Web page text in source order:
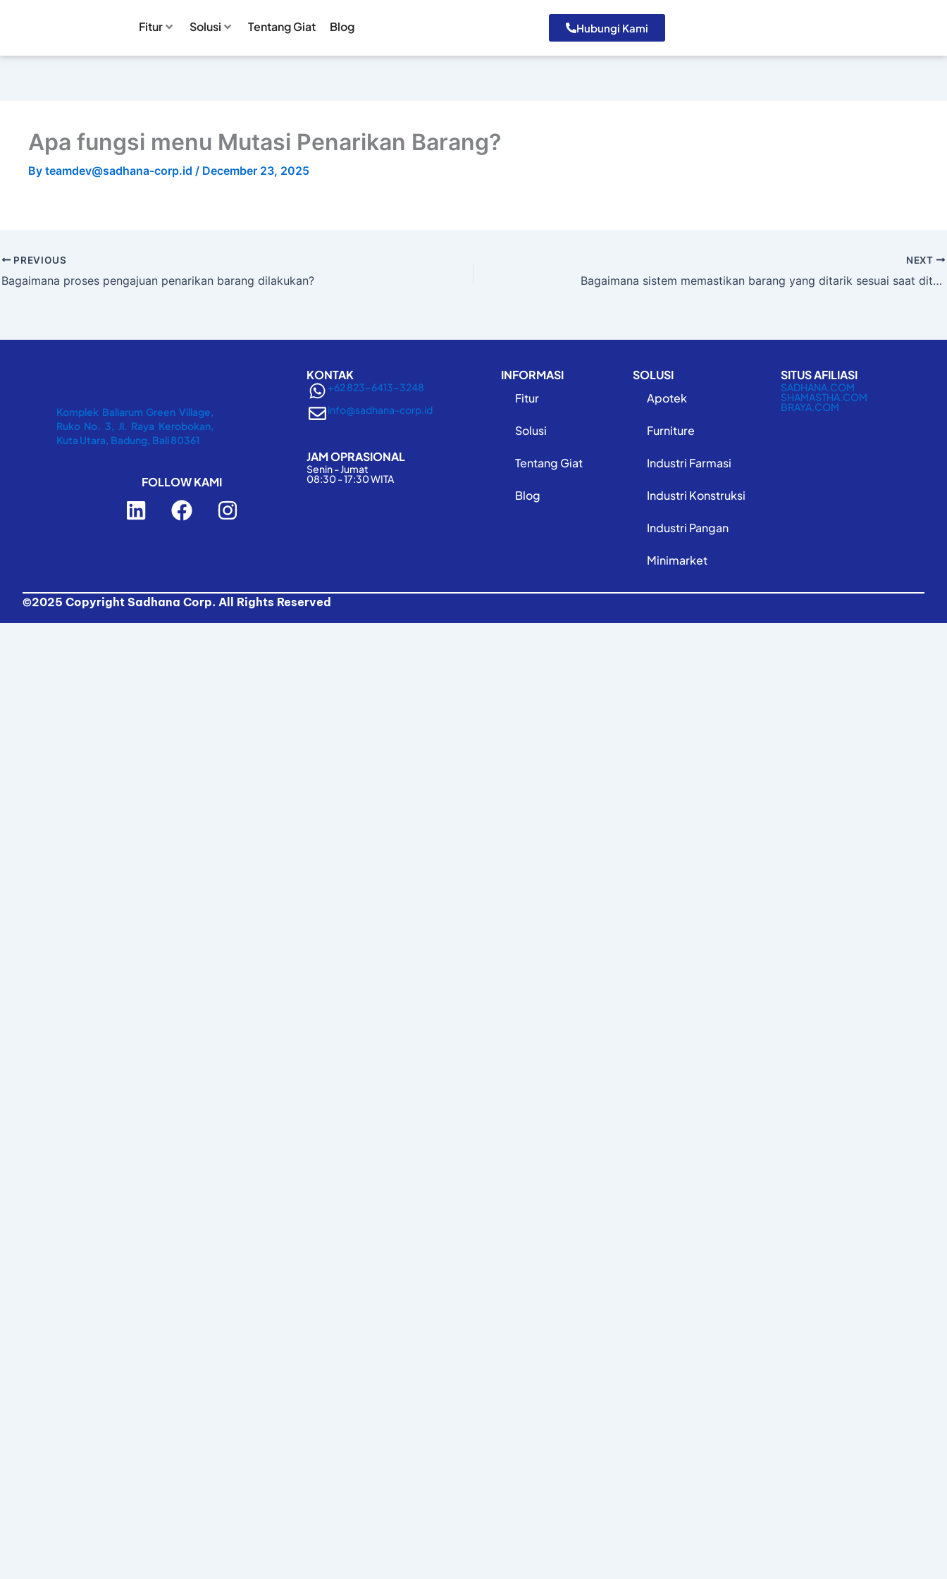
Fitur Solusi Tentang Giat Blog Hubungi Kami
Apa fungsi menu Mutasi Penarikan Barang?
By teamdev@sadhana-corp.id / December 23, 2025
PREVIOUS
Bagaimana proses pengajuan penarikan barang dilakukan?
NEXT
Bagaimana sistem memastikan barang yang ditarik sesuai saat diterima?
Komplek Baliarum Green Village,
Ruko No. 3, Jl. Raya Kerobokan,
Kuta Utara, Badung, Bali 80361
FOLLOW KAMI
L
i
d
i
F
a
o
o
I
n
g
r
KONTAK
+62 823-6413-3248
info@sadhana-corp.id
JAM OPRASIONAL
Senin - Jumat
08:30 - 17:30 WITA
INFORMASI
Fitur
Solusi
Tentang Giat
Blog
SOLUSI
Apotek
Furniture
Industri Farmasi
Industri Konstruksi
Industri Pangan
Minimarket
SITUS AFILIASI
SADHANA.COM
SHAMASTHA.COM
BRAYA.COM
©2025 Copyright Sadhana Corp. All Rights Reserved